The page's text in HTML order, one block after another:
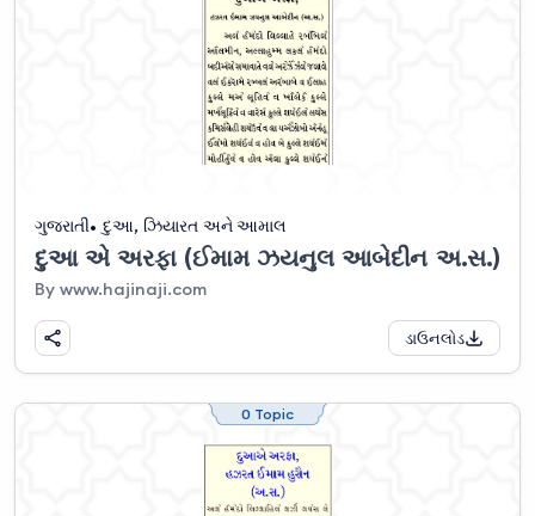
ગુજરાતી દુઆ, ઝિયારત અને આમાલ
દુઆ એ અરફા (ઈમામ ઝયનુલ આબેદીન અ.સ.)
By www.hajinaji.com
ડાઉનલોડ
0 Topic